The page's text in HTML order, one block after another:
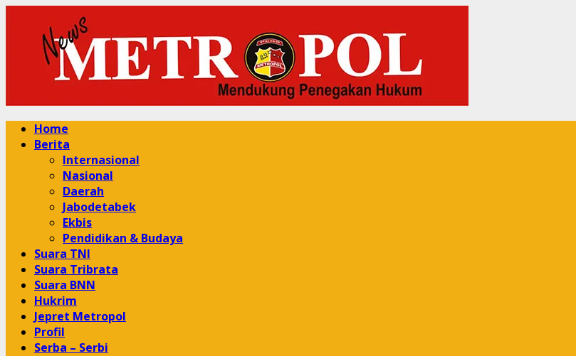
content
Primary
Menu
Home
Berita
Internasional
Nasional
Daerah
Jabodetabek
Ekbis
Pendidikan & Budaya
Suara TNI
Suara Tribrata
Suara BNN
Hukrim
Jepret Metropol
Profil
Serba – Serbi